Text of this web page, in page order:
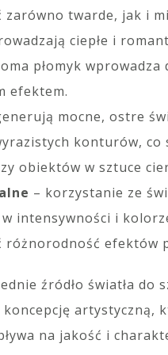
zarówno twarde, jak i
ciepłe i
płomyk
efektem.
mocne, ostre
konturów, co
obiektów w sztuce
– korzystanie ze
intensywności i
różnorodność efektów
źródło światła
koncepcję artystyczną,
na jakość i